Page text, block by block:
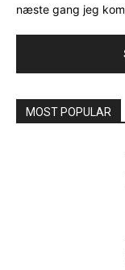
næste gang jeg
MOST POPULAR